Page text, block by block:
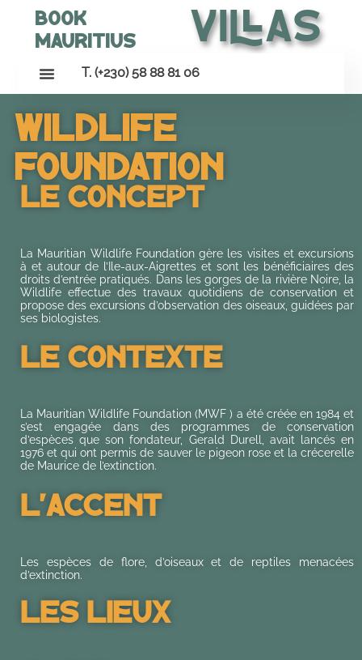
Book
Mauritius
Villas
T. (+230) 58 88 81 06
Wildlife
Foundation
Le Concept
La Mauritian Wildlife Foundation gère les visites et excursions
à et autour de l’Ile-aux-Aigrettes et sont les bénéficiaires des
droits d’entrée pratiqués. Dans les gorges de la rivière Noire, la
Wildlife effectue des travaux quotidiens de conservation et
propose des excursions d’observation des oiseaux, guidées par
ses biologistes.
Le Contexte
La Mauritian Wildlife Foundation (MWF ) a été créée en 1984 et
s’est engagée dans des programmes de conservation
d’espèces que son fondateur, Gerald Durell, avait lancés en
1976 et qui ont permis de sauver le pigeon rose et la crécerelle
de Maurice de l’extinction.
L'accent
Les espèces de flore, d’oiseaux et de reptiles menacées
d’extinction.
Les Lieux